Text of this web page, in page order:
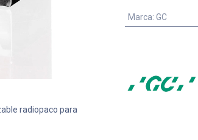
radiopaco para
Marca: GC